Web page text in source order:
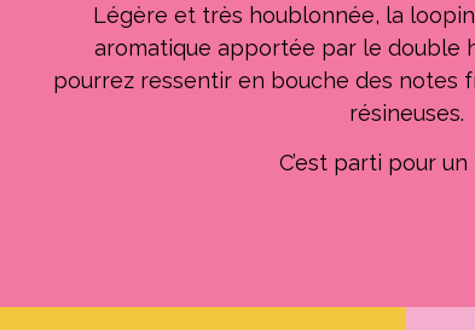
Légère et très houblonnée, la
aromatique apportée par le double
pourrez ressentir en bouche des notes
résineuses.
C’est parti pour un